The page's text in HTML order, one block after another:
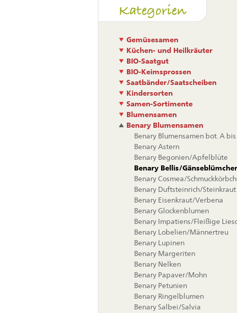
Kategorien
Gemüsesamen
Küchen- und Heilkräuter
BIO-Saatgut
BIO-Keimsprossen
Saatbänder/Saatscheiben
Kindersorten
Samen-Sortimente
Blumensamen
Benary Blumensamen
Benary Blumensamen bot. A bis
Benary Astern
Benary Begonien/Apfelblüte
Benary Bellis/
Benary Cosmea/
Benary Duftsteinrich/Steinkraut
Benary Eisenkraut/Verbena
Benary Glockenblumen
Benary Impatiens/Fleißige
Benary Lobelien/Männertreu
Benary Lupinen
Benary Margeriten
Benary Nelken
Benary Papaver/Mohn
Benary Petunien
Benary Ringelblumen
Benary Salbei/Salvia